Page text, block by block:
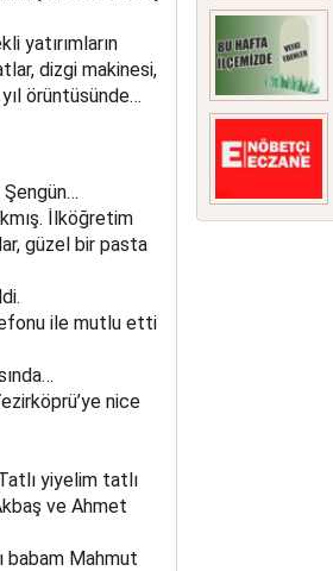
yatırımların
dizgi makinesi,
örüntüsünde…
Şengün…
İlköğretim
güzel bir pasta
ile mutlu etti
nice
yiyelim tatlı
ve Ahmet
babam Mahmut